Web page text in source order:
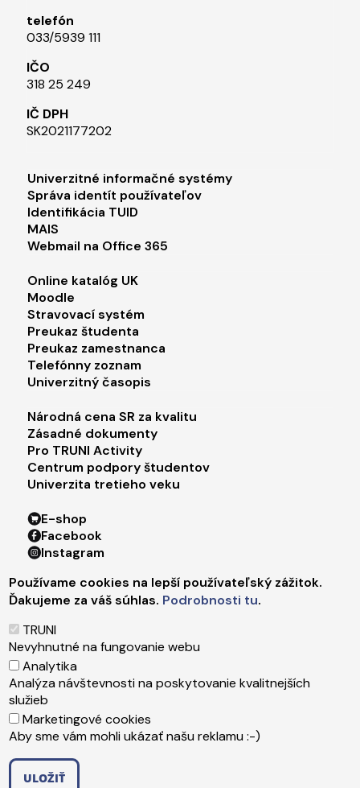
telefón
033/5939 111​
IČO
318 25 249
IČ DPH
SK2021177202​
Footer menu 1
Univerzitné informačné systémy
Správa identít používateľov
Identifikácia TUID
MAIS
Webmail na Office 365
Footer menu 2
Online katalóg UK
Moodle
Stravovací systém
Preukaz študenta
Preukaz zamestnanca
Telefónny zoznam
Univerzitný časopis
Footer menu 3
Národná cena SR za kvalitu
Zásadné dokumenty
Pro TRUNI Activity
Centrum podpory študentov
Univerzita tretieho veku
Footer menu 4
E-shop
Facebook
Instagram
LinkedIn
Youtube
TikTok
Päta
Správca obsahu
Technická podpora
Vyhlásenie o prístupnosti
Ochrana osobných údajov
Cookies
Používame cookies na lepší používateľský zážitok.
Ďakujeme za váš súhlas. Podrobnosti tu.
TRUNI
Nevyhnutné na fungovanie webu
Analytika
Analýza návštevnosti na poskytovanie kvalitnejších
služieb
Marketingové cookies
Aby sme vám mohli ukázať našu reklamu :-)
ULOŽIŤ